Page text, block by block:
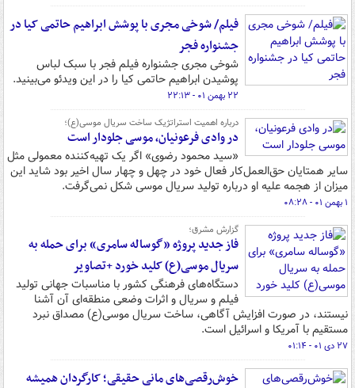
فیلم/ شوخی مجری با پوشش ابراهیم حاتمی کیا در
جشنواره فجر
شوخی مجری جشنواره فیلم فجر با سبک لباس
پوشیدن ابراهیم حاتمی کیا را در این ویدئو می‌بینید.
۲۲ بهمن ۰۱ - ۲۲:۱۳
درباره اهمیت استراتژیک ساخت سریال موسی(ع)؛
در وادی فرعونیان، موسی جلودار است
«سید محمود رضوی» اگر یک تهیه‌کننده معمولی مثل
سایر همتایان حق‌العمل‌کار ‌فعال خود در چهل و چهار سال اخیر بود شاید این
میزان از هجمه علیه او درباره تولید سریال موسی شکل نمی‌گرفت.
۱ بهمن ۰۱ - ۰۸:۲۸
گزارش مشرق؛
فاز جدید پروژه «گوساله‌ سامری» برای حمله به
سریال موسی(ع) کلید خورد +تصاویر
دستگاه‌های فرهنگی کشور با مناسبات جهانی تولید
فیلم و سریال و اثرات وضعی منطقه‌ای آن آشنا
نیستند، در صورت افزایش آگاهی، ساخت سریال موسی(ع) مصداق نبرد
مستقیم با آمریکا و اسرائیل است.
۲۷ دی ۰۱ - ۰۱:۱۴
خوش‌رقصی‌های مانی حقیقی؛ کارگردان همیشه